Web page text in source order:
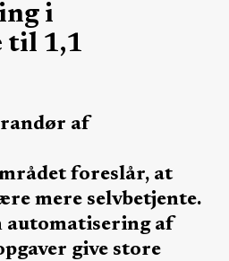
i
til 1,1
af
foreslår, at
mere selvbetjente.
automatisering af
give store